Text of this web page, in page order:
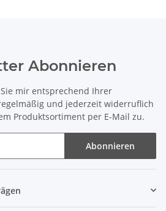
Abonnieren
mir entsprechend Ihrer
und jederzeit widerruflich
Produktsortiment per E-Mail zu.
Abonnieren